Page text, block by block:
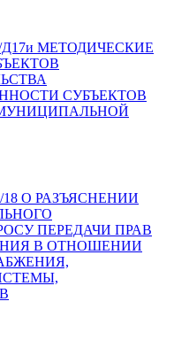
Д17и МЕТОДИЧЕСКИЕ
СУБЪЕКТОВ
18 О РАЗЪЯСНЕНИИ
ПЕРЕДАЧИ ПРАВ
В ОТНОШЕНИИ